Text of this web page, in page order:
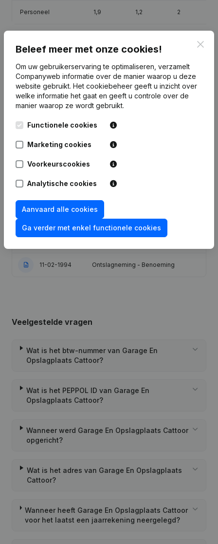
Personeel 1,9 1,2 2
Publicatiesvan Garage En Opslagplaats Cattoor
Datum Publicatie
01-08-2023
Wijziging Juridische Vorm -
Ontslagnemingen - Benoemingen
10-02-2004
Wijziging Benaming
Kapitaalverhoging(en) Omwerking
15-10-1994
Verplaatsing Maatschappelijke Zetel
van Knokke-Heist naar Brugge -
Wijzigingen Benaming, Doel en
11-02-1994 Ontslagneming - Benoeming
Veelgestelde vragen
Wat is het btw-nummer van Garage En
Opslagplaats Cattoor?
Wat is het PEPPOL ID van Garage En
Opslagplaats Cattoor?
Wanneer werd Garage En Opslagplaats Cattoor
opgericht?
Wat is het adres van Garage En Opslagplaats
Cattoor?
Wanneer heeft Garage En Opslagplaats Cattoor
voor het laatst een jaarrekening neergelegd?
Beleef meer met onze cookies!
Om uw gebruikerservaring te optimaliseren, verzamelt
Companyweb informatie over de manier waarop u deze
website gebruikt. Het cookiebeheer geeft u inzicht over
welke informatie het gaat en geeft u controle over de
manier waarop ze wordt gebruikt.
Functionele cookies
Marketing cookies
Voorkeurscookies
Analytische cookies
Aanvaard alle cookies
Ga verder met enkel functionele cookies